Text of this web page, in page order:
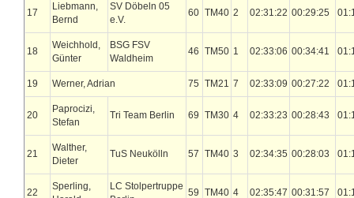
17
Liebmann,
Bernd
SV Döbeln 05
e.V.
60 TM40 2 02:31:22 00:29:25
18
Weichhold,
Günter
BSG FSV
Waldheim
46 TM50 1 02:33:06 00:34:41
19 Werner, Adrian 75 TM21 7 02:33:09 00:27:22
20
Paprocizi,
Stefan
Tri Team Berlin 69 TM30 4 02:33:23 00:28:43
21
Walther,
Dieter
TuS Neukölln 57 TM40 3 02:34:35 00:28:03
22
Sperling,
LC Stolpertruppe
59 TM40 4 02:35:47 00:31:57